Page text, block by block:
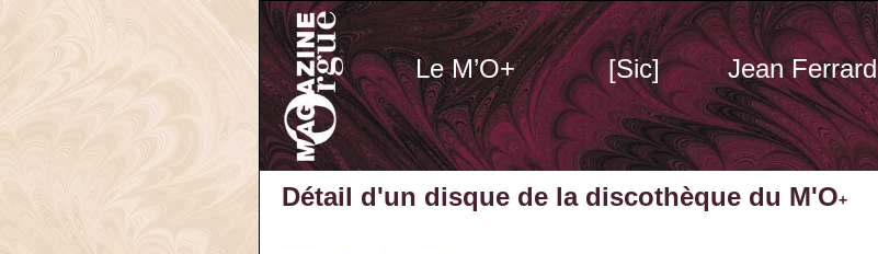
Le M’O+ [Sic] Jean Ferrard
Détail d'un disque de la discothèque du M'O+